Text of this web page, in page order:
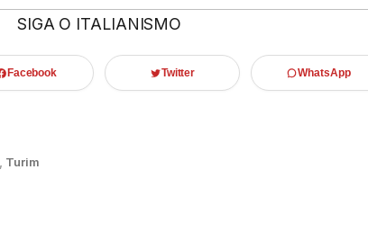
SIGA O ITALIANISMO
Facebook Twitter WhatsApp
Turim